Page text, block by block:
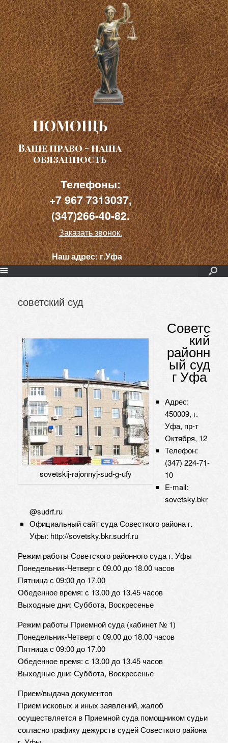
ПОМОЩЬ
Ваше право - наша
обязанность
Телефоны:
+7 967 7313037,
(347)266-40-82.
Заказать звонок.
Наш адрес:г.Уфа
советский суд
sovetskij-rajonnyj-sud-g-ufy
Советс
кий
районн
ый суд
г Уфа
Адрес:
450009, г.
Уфа, пр-т
Октября, 12
Телефон:
(347) 224-71-
10
E-mail:
sovetsky.bkr
@sudrf.ru
Официальный сайт суда Совесткого района г.
Уфы: http://sovetsky.bkr.sudrf.ru
Режим работы Советского районного суда г. Уфы
Понедельник-Четверг с 09.00 до 18.00 часов
Пятница с 09:00 до 17.00
Обеденное время: с 13.00 до 13.45 часов
Выходные дни: Суббота, Воскресенье
Режим работы Приемной суда (кабинет № 1)
Понедельник-Четверг с 09.00 до 18.00 часов
Пятница с 09:00 до 17.00
Обеденное время: с 13.00 до 13.45 часов
Выходные дни: Суббота, Воскресенье
Прием/выдача документов
Прием исковых и иных заявлений, жалоб
осуществляется в Приемной суда помощником судьи
согласно графику дежурств судей Совесткого района